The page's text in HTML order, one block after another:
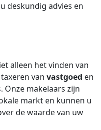
deskundig advies en
alleen het vinden van
van vastgoed en
Onze makelaars zijn
markt en kunnen u
de waarde van uw